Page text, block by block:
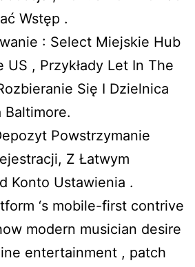
Wstęp .
: Select Miejskie Hub
US , Przykłady Let In The
Się I Dzielnica
Baltimore.
Powstrzymanie
Z Łatwym
Konto Ustawienia .
‘s mobile-first contrive
modern musician desire
entertainment , patch